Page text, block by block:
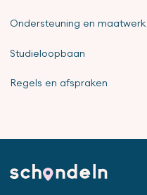
Ondersteuning en maatwerk
Studieloopbaan
Regels en afspraken